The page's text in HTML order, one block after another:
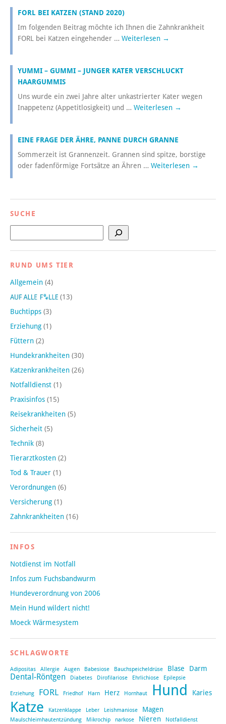
FORL BEI KATZEN (STAND 2020)
Im folgenden Beitrag möchte ich Ihnen die Zahnkrankheit
FORL bei Katzen eingehender … Weiterlesen →
YUMMI – GUMMI – JUNGER KATER VERSCHLUCKT
HAARGUMMIS
Uns wurde ein zwei Jahre alter unkastrierter Kater wegen
Inappetenz (Appetitlosigkeit) und … Weiterlesen →
EINE FRAGE DER ÄHRE, PANNE DURCH GRANNE
Sommerzeit ist Grannenzeit. Grannen sind spitze, borstige
oder fadenförmige Fortsätze an Ähren … Weiterlesen →
SUCHE
RUND UMS TIER
Allgemein (4)
(13)
Buchtipps (3)
Erziehung (1)
Füttern (2)
Hundekrankheiten (30)
Katzenkrankheiten (26)
Notfalldienst (1)
Praxisinfos (15)
Reisekrankheiten (5)
Sicherheit (5)
Technik (8)
Tierarztkosten (2)
Tod & Trauer (1)
Verordnungen (6)
Versicherung (1)
Zahnkrankheiten (16)
INFOS
Notdienst im Notfall
Infos zum Fuchsbandwurm
Hundeverordnung von 2006
Mein Hund wildert nicht!
Moeck Wärmesystem
SCHLAGWORTE
Adipositas Allergie Augen Babesiose Bauchspeicheldrüse Blase Darm
Dental-Röntgen Diabetes Dirofilariose Ehrlichiose Epilepsie
Erziehung FORL Friedhof Harn Herz Hornhaut Hund Karies
Katze Katzenklappe Leber Leishmaniose Magen
Maulschleimhautentzündung Mikrochip narkose Nieren Notfalldienst